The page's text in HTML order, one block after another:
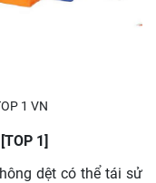
1 VN
1]
dệt có thể tái sử